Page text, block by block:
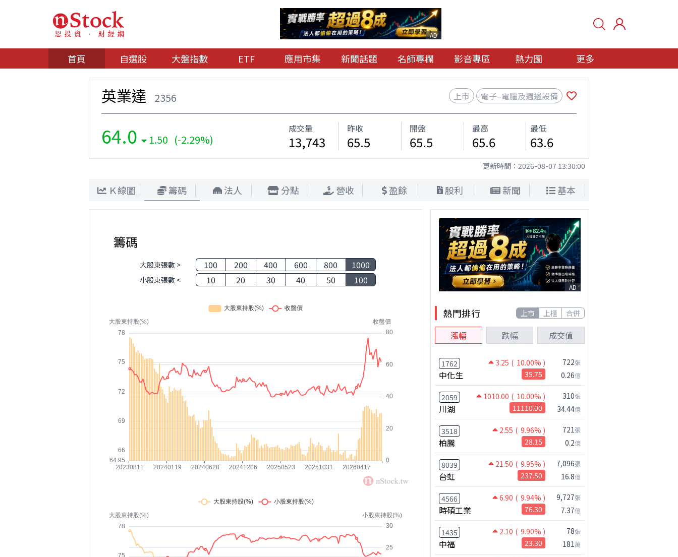
AD
首頁 自選股 大盤指數 ETF 應用市集 新聞話題 名師專欄 影音專區 熱力圖 更多
英業達 2356 上市 電子–電腦及週邊設備
64.0 1.50 (-2.29%)
成交量
13,743
昨收
65.5
開盤
65.5
最高
65.6
最低
63.6
更新時間： 2026-08-07 13:30:00
Ｋ線圖 籌碼 法人 分點 營收 盈餘 股利 新聞 基本
籌碼
大股東張數 > 100 200 400 600 800 1000
小股東張數 < 10 20 30 40 50 100
AD
熱門排行 上市 上櫃 合併
漲幅 跌幅 成交值
1762 3.25 ( 10.00% )
中化生 35.75
722張
0.26億
2059 1010.00 ( 10.00% )
川湖 11110.00
310張
34.44億
3518 2.55 ( 9.96% )
柏騰 28.15
721張
0.2億
8039 21.50 ( 9.95% )
台虹 237.50
7,096張
16.8億
4566 6.90 ( 9.94% )
時碩工業 76.30
9,727張
7.37億
1435 2.10 ( 9.90% )
中福 23.30
78張
181萬